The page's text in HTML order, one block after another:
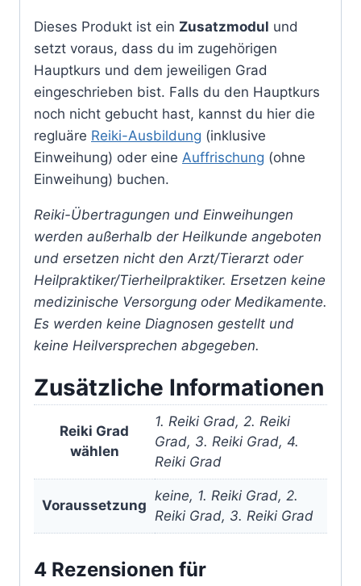
Dieses Produkt ist ein Zusatzmodul und
setzt voraus, dass du im zugehörigen
Hauptkurs und dem jeweiligen Grad
eingeschrieben bist. Falls du den Hauptkurs
noch nicht gebucht hast, kannst du hier die
regluäre Reiki-Ausbildung (inklusive
Einweihung) oder eine Auffrischung (ohne
Einweihung) buchen.
Reiki-Übertragungen und Einweihungen
werden außerhalb der Heilkunde angeboten
und ersetzen nicht den Arzt/Tierarzt oder
Heilpraktiker/Tierheilpraktiker. Ersetzen keine
medizinische Versorgung oder Medikamente.
Es werden keine Diagnosen gestellt und
keine Heilversprechen abgegeben.
Zusätzliche Informationen
Reiki Grad
wählen
1. Reiki Grad, 2. Reiki
Grad, 3. Reiki Grad, 4.
Reiki Grad
Voraussetzung
keine, 1. Reiki Grad, 2.
Reiki Grad, 3. Reiki Grad
4 Rezensionen für